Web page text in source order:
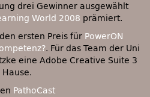
drei Gewinner ausgewählt
World 2008 prämiert.
ersten Preis für PowerON
. Für das Team der Uni
eine Adobe Creative Suite 3
PathoCast